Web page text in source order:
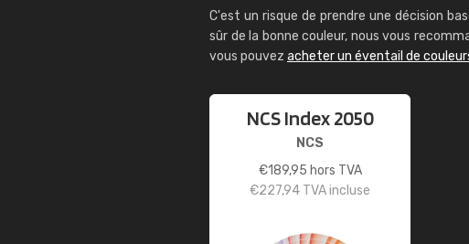
C'est un risque de prendre une décision
sûr de la bonne couleur, nous vous
vous pouvez acheter un éventail de
NCS Index 2050
NCS
€189,95 hors TVA
€227,94 TVA incluse